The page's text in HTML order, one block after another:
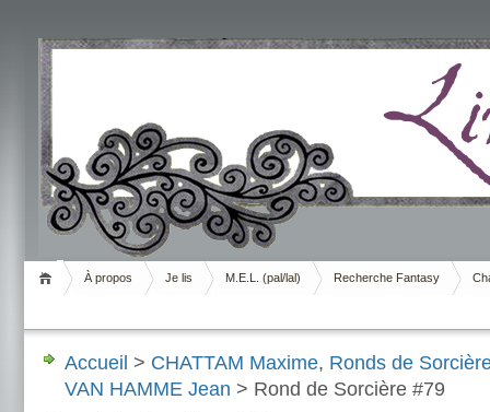
Livrement
À propos Je lis M.E.L. (pal/lal) Recherche Fantasy
Accueil > CHATTAM Maxime, Ronds de
VAN HAMME Jean > Rond de Sorcière #79